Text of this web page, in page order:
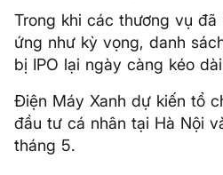
Trong khi các thương vụ
ứng như kỳ vọng, danh
bị IPO lại ngày càng kéo
Điện Máy Xanh dự kiến tổ
đầu tư cá nhân tại Hà Nội
tháng 5.